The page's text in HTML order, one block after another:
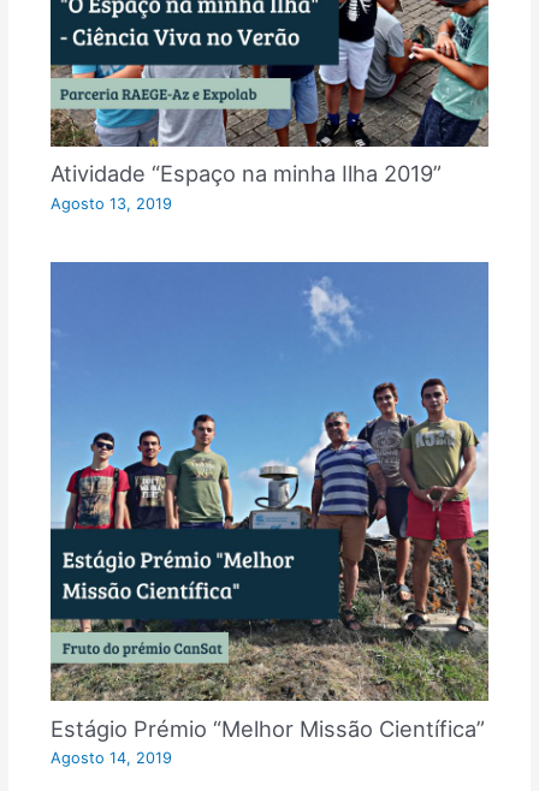
Atividade “Espaço na minha Ilha 2019”
Agosto 13, 2019
Estágio Prémio “Melhor Missão Científica”
Agosto 14, 2019